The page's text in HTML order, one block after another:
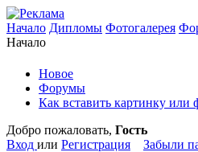
Начало Дипломы Фотогалерея
Начало
Новое
Форумы
Как вставить картинку или
Добро пожаловать, Гость
Вход или Регистрация Забыли